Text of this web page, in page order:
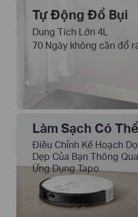
Tự Động Đổ Bụi
Dung Tích Lớn 4L
70 Ngày không cần đổ
Làm Sạch Có
Điều Chỉnh Kế Hoạch
Dẹp Của Bạn Thông Qua
Ứng Dụng Tapo